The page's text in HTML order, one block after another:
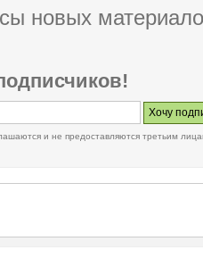
новых
и не предоставляются третьим